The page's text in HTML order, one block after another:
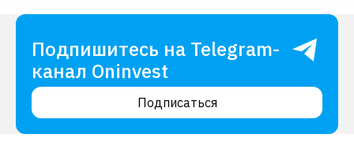
Подпишитесь на Telegram-
канал Oninvest
Подписаться